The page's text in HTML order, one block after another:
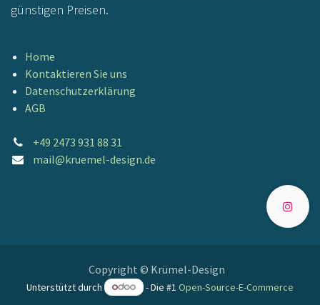
günstigen Preisen.
Home
Kontaktieren Sie uns
Datenschutzerklärung
AGB
+49 2473 931 88 31
mail@kruemel-design.de
Copyright © Krümel-Design
Unterstützt durch - Die #1 Open-Source-E-Commerce